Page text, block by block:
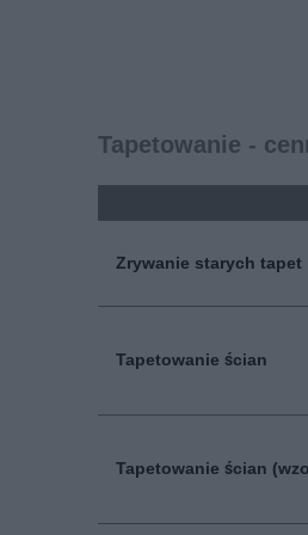
Tapetowanie -
Zrywanie starych tapet
Tapetowanie ścian
Tapetowanie ścian